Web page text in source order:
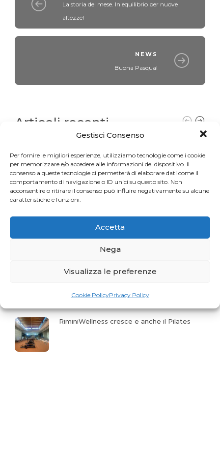
Gestisci Consenso
Per fornire le migliori esperienze, utilizziamo tecnologie come i cookie
per memorizzare e/o accedere alle informazioni del dispositivo. Il
consenso a queste tecnologie ci permetterà di elaborare dati come il
comportamento di navigazione o ID unici su questo sito. Non
acconsentire o ritirare il consenso può influire negativamente su alcune
caratteristiche e funzioni.
Accetta
Nega
Visualizza le preferenze
Cookie PolicyPrivacy Policy
La storia del mese. In equilibrio per nuove
altezze!
NEWS
Buona Pasqua!
Articoli recenti
La storia del mese. Liberarsi dal dolore
Profumo di Hundred
Gaia Faggiani Teacher of the Month
RiminiWellness cresce e anche il Pilates